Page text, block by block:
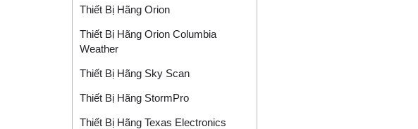
Thiết Bị Hãng Orion
Thiết Bị Hãng Orion Columbia
Weather
Thiết Bị Hãng Sky Scan
Thiết Bị Hãng StormPro
Thiết Bị Hãng Texas Electronics